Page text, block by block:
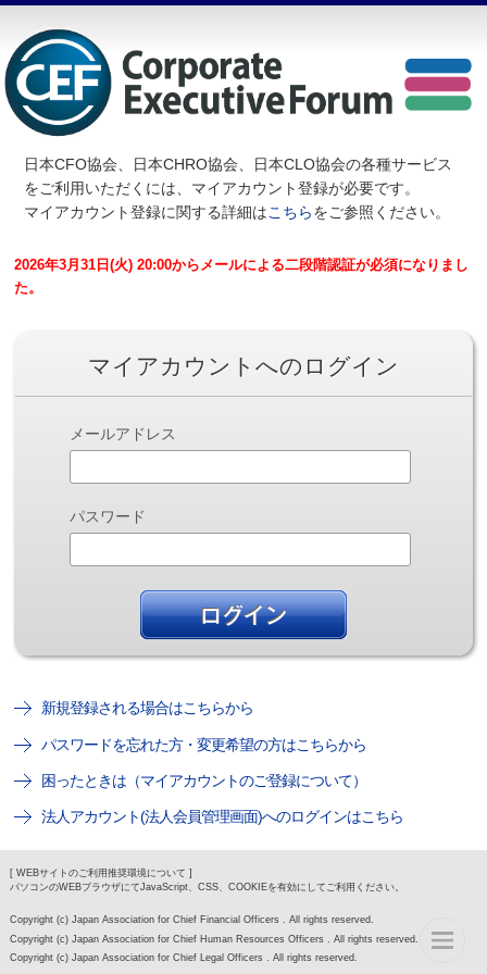
日本CFO協会、日本CHRO協会、日本CLO協会の各種サービス
をご利用いただくには、マイアカウント登録が必要です。
マイアカウント登録に関する詳細はこちらをご参照ください。
2026年3月31日(火) 20:00からメールによる二段階認証が必須になりまし
た。
マイアカウントへのログイン
メールアドレス
パスワード
新規登録される場合はこちらから
パスワードを忘れた方・変更希望の方はこちらから
困ったときは（マイアカウントのご登録について）
法人アカウント(法人会員管理画面)へのログインはこちら
[ WEBサイトのご利用推奨環境について ]
パソコンのWEBブラウザにてJavaScript、CSS、COOKIEを有効にしてご利用ください。
Copyright (c) Japan Association for Chief Financial Officers . All rights reserved.
Copyright (c) Japan Association for Chief Human Resources Officers . All rights reserved.
Copyright (c) Japan Association for Chief Legal Officers . All rights reserved.